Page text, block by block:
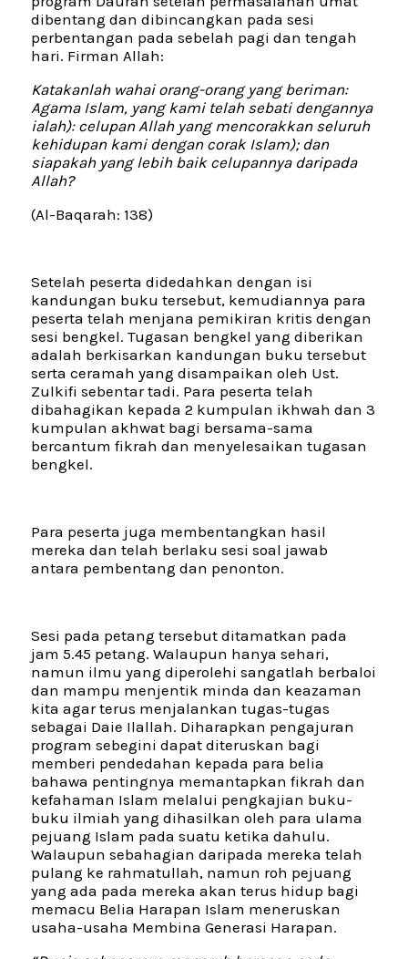
dibentang dan dibincangkan pada sesi
perbentangan pada sebelah pagi dan tengah
hari. Firman Allah:
Katakanlah wahai orang-orang yang beriman:
Agama Islam, yang kami telah sebati dengannya
ialah): celupan Allah yang mencorak­kan seluruh
kehidupan kami dengan corak Islam); dan
siapakah yang lebih baik celupannya daripada
Allah?
(Al-Baqarah: 138)
Setelah peserta didedahkan dengan isi
kandungan buku tersebut, kemudiannya para
peserta telah menjana pemikiran kritis dengan
sesi bengkel. Tugasan bengkel yang diberikan
adalah berkisarkan kandungan buku tersebut
serta ceramah yang disampaikan oleh Ust.
Zulkifi sebentar tadi. Para peserta telah
dibahagikan kepada 2 kumpulan ikhwah dan 3
kumpulan akhwat bagi bersama-sama
bercantum fikrah dan menyelesaikan tugasan
bengkel.
Para peserta juga membentangkan hasil
mereka dan telah berlaku sesi soal jawab
antara pembentang dan penonton.
Sesi pada petang tersebut ditamatkan pada
jam 5.45 petang. Walaupun hanya sehari,
namun ilmu yang diperolehi sangatlah berbaloi
dan mampu menjentik minda dan keazaman
kita agar terus menjalankan tugas-tugas
sebagai Daie Ilallah. Diharapkan pengajuran
program sebegini dapat diteruskan bagi
memberi pendedahan kepada para belia
bahawa pentingnya memantapkan fikrah dan
kefahaman Islam melalui pengkajian buku-
buku ilmiah yang dihasilkan oleh para ulama
pejuang Islam pada suatu ketika dahulu.
Walaupun sebahagian daripada mereka telah
pulang ke rahmatullah, namun roh pejuang
yang ada pada mereka akan terus hidup bagi
memacu Belia Harapan Islam meneruskan
usaha-usaha Membina Generasi Harapan.